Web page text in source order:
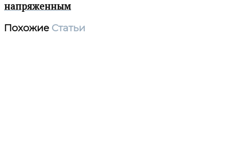
напряженным
Похожие Статьи